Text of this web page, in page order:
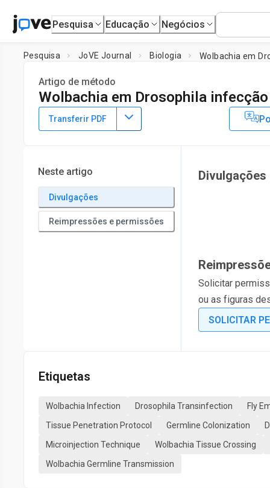
Pesquisa Educação Negócios
Pesquisa JoVE Journal Biologia Wolbachia em
Artigo de método
Wolbachia em Drosophila
DOI: 10.3791/158 25 de fevereiro de 2007
Horacio Frydman1
Transferir PDF
Neste artigo
Divulgações
Reimpressões e permissões
Divulgações
Solicitar
ou as figuras
SOLICITAR
Etiquetas
Wolbachia Infection Drosophila Transinfection
Fly
Tissue Penetration Protocol
Germline Colonization
Microinjection Technique
Wolbachia Tissue Crossing
Wolbachia Germline Transmission